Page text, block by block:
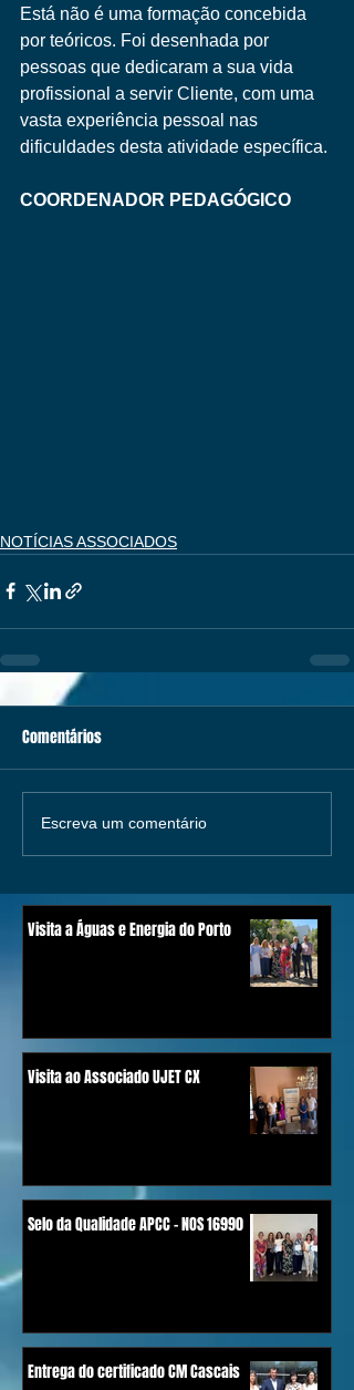
Está não é uma formação concebida
por teóricos. Foi desenhada por
pessoas que dedicaram a sua vida
profissional a servir Cliente, com uma
vasta experiência pessoal nas
dificuldades desta atividade específica.
COORDENADOR PEDAGÓGICO
NOTÍCIAS ASSOCIADOS
Comentários
Escreva um comentário
Visita a Águas e Energia do Porto
Visita ao Associado UJET CX
Selo da Qualidade APCC - NOS 16990
Entrega do certificado CM Cascais